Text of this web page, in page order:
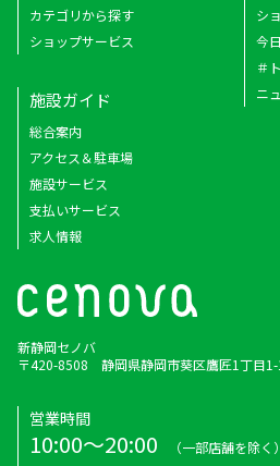
カテゴリから探す
ショップサービス
シ
今
＃
ニ
施設ガイド
総合案内
アクセス＆駐車場
施設サービス
支払いサービス
求人情報
新静岡セノバ
〒420-8508 静岡県静岡市葵区鷹匠1丁目1-
営業時間
10:00～20:00
（一部店舗を除く）